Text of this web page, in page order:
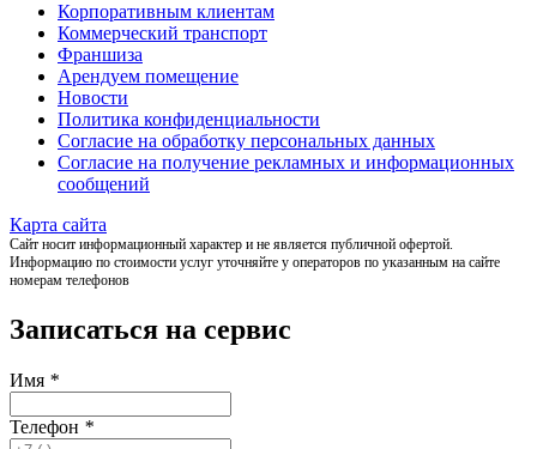
Корпоративным клиентам
Коммерческий транспорт
Франшиза
Арендуем помещение
Новости
Политика конфиденциальности
Согласие на обработку персональных данных
Согласие на получение рекламных и информационных
сообщений
Карта сайта
Сайт носит информационный характер и не является публичной офертой.
Информацию по стоимости услуг уточняйте у операторов по указанным на сайте
номерам телефонов
Записаться на сервис
Имя *
Телефон *